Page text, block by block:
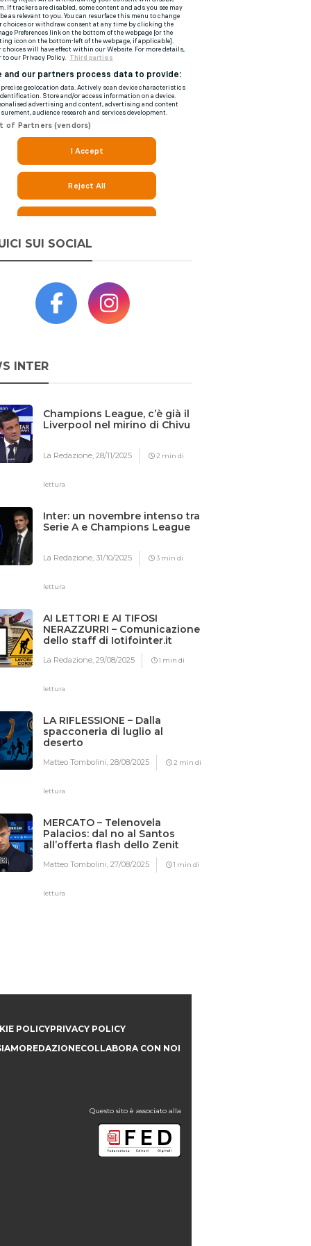
SUI SOCIAL
INTER
Champions League, c’è già il
Liverpool nel mirino di Chivu
La Redazione,28/11/2025 2 min di
lettura
Inter: un novembre intenso tra
Serie A e Champions League
La Redazione,31/10/2025 3 min di
lettura
AI LETTORI E AI TIFOSI
NERAZZURRI – Comunicazione
dello staff di Iotifointer.it
La Redazione,29/08/2025 1 min di
lettura
LA RIFLESSIONE – Dalla
spacconeria di luglio al
deserto
Matteo Tombolini,28/08/2025 2 min di
lettura
MERCATO – Telenovela
Palacios: dal no al Santos
all’offerta flash dello Zenit
Matteo Tombolini,27/08/2025 1 min di
lettura
POLICYPRIVACY POLICY
REDAZIONECOLLABORA CON NOI
Questo sito è associato alla